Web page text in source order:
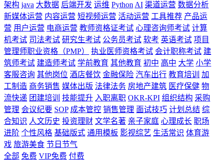
架构 java 大数据 后端开发 运维 Python AI 渠道运营 数据分析
新媒体运营 内容运营 短视频运营 活动运营 工具推荐 产品运
营 用户运营 电商运营 教师资格证考试 心理咨询师考试 计算
机考试 司法考试 研究生考试 公务员考试 软考 英语考试 项目
管理师职业资格（PMP）
执业医师资格考试 会计职称考试 建
筑师考试 建造师考试 学前教育 其他教育 初中 高中 大学 小学
客服咨询 其他岗位 酒店餐饮 金融保险 汽车出行 教育培训
加
工制造 商务销售 媒体出版 法律法务 房地产建筑 医疗保健 物
流快递 团建培训 技能提升 入职离职 OKR-KPI 组织结构 采购
管理 会议纪要 SOP 成本管控 销售管理 面试技巧 计划总结 综
合知识 人文历史 投资理财 文学名著 亲子家庭 心理成长 职场
进阶 个性风格 基础版式 通用模板 影视综艺 生活常识 体育游
戏 旅游美食 节日节气
全部 免费 VIP免费 付费